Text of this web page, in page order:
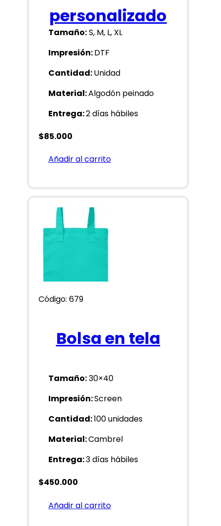
personalizado
Tamaño:S, M, L, XL
Impresión:DTF
Cantidad:Unidad
Material:Algodón peinado
Entrega:2 días hábiles
$85.000
Añadir al carrito
Código: 679
Bolsa en tela
Tamaño:30×40
Impresión:Screen
Cantidad:100 unidades
Material:Cambrel
Entrega:3 días hábiles
$450.000
Añadir al carrito